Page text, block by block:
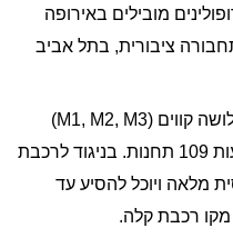
מובילים באירופה
בתחבורה ציבורית, בתל אביב
מערכת המטרו המתוכננת כוללת שלושה קווים (M1, M2, M3)
שיחברו 24 רשויות מקומיות באמצעות 109 תחנות. בניגוד לרכבת
מלאה ויוכל להסיע עד